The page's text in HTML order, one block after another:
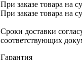
При заказе товара на
При заказе товара на
Сроки доставки
соответствующих
Гарантия